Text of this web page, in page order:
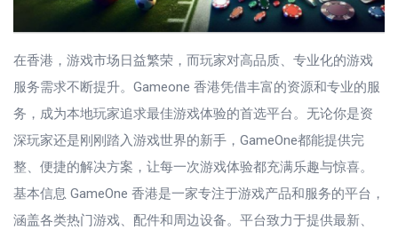
在香港，游戏市场日益繁荣，而玩家对高品质、专业化的游戏
服务需求不断提升。Gameone 香港凭借丰富的资源和专业的服
务，成为本地玩家追求最佳游戏体验的首选平台。无论你是资
深玩家还是刚刚踏入游戏世界的新手，GameOne都能提供完
整、便捷的解决方案，让每一次游戏体验都充满乐趣与惊喜。
基本信息 GameOne 香港是一家专注于游戏产品和服务的平台，
涵盖各类热门游戏、配件和周边设备。平台致力于提供最新、